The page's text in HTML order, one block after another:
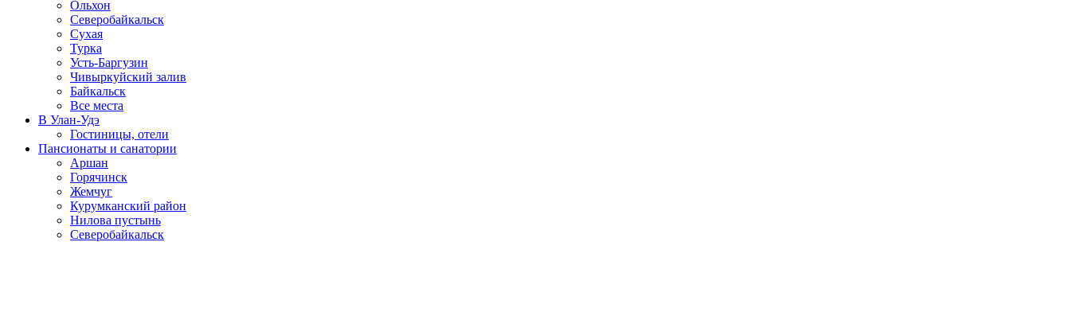
Ольхон
Северобайкальск
Сухая
Турка
Усть-Баргузин
Чивыркуйский залив
Байкальск
Все места
В Улан-Удэ
Гостиницы, отели
Пансионаты и санатории
Аршан
Горячинск
Жемчуг
Курумканский район
Нилова пустынь
Северобайкальск